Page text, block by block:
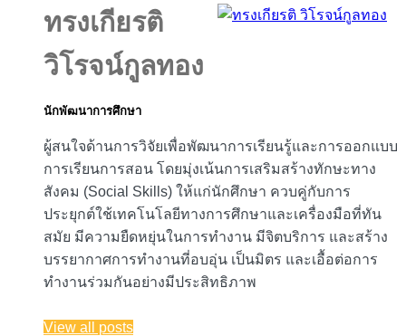
ทรงเกียรติ
วิโรจน์กูลทอง
นักพัฒนาการศึกษา
ผู้สนใจด้านการวิจัยเพื่อพัฒนาการเรียนรู้และการออกแบบ
การเรียนการสอน โดยมุ่งเน้นการเสริมสร้างทักษะทาง
สังคม (Social Skills) ให้แก่นักศึกษา ควบคู่กับการ
ประยุกต์ใช้เทคโนโลยีทางการศึกษาและเครื่องมือที่ทัน
สมัย มีความยืดหยุ่นในการทำงาน มีจิตบริการ และสร้าง
บรรยากาศการทำงานที่อบอุ่น เป็นมิตร และเอื้อต่อการ
ทำงานร่วมกันอย่างมีประสิทธิภาพ
View all posts